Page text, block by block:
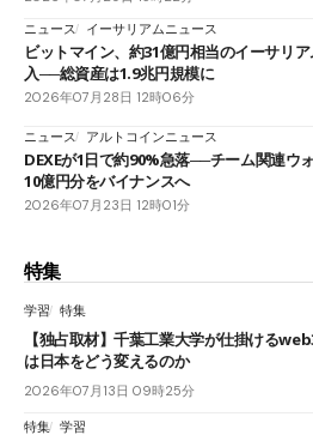
ニュース
イーサリアムニュース
ビットマイン、約31億円相当のイーサリ
入──総資産は1.9兆円規模に
2026年07月28日 12時06分
ニュース アルトコインニュース
DEXEが1日で約90%急落──チーム関連ウ
10億円分をバイナンスへ
2026年07月23日 12時01分
特集
学習 特集
【独占取材】千葉工業大学が仕掛ける
は日本をどう変えるのか
2026年07月13日 09時25分
特集 学習